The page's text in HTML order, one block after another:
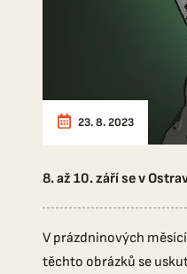
23. 8. 2023
8. až 10. září se v
V prázdninových
těchto obrázků se